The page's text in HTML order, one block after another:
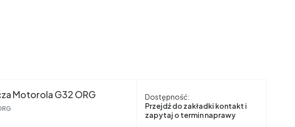
Motorola G32 ORG
Dostępność:
Przejdź do zakładki kontakt i
zapytaj o termin naprawy